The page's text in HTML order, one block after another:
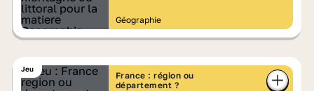
Géographie
Jeu
France : région ou
département ?